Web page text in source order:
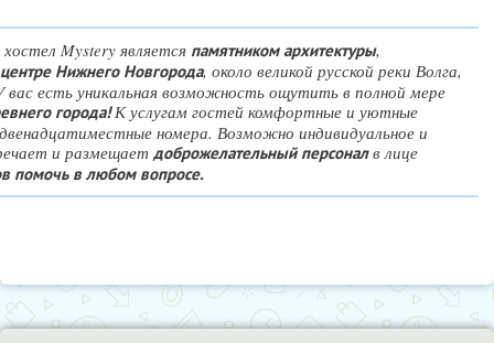
Mystery является памятником архитектуры,
Нижнего Новгорода, около великой русской реки Волга,
есть уникальная возможность ощутить в полной мере
города!К услугам гостей комфортные и уютные
номера. Возможно индивидуальное и
и размещает доброжелательный персоналв лице
помочь в любом вопросе.